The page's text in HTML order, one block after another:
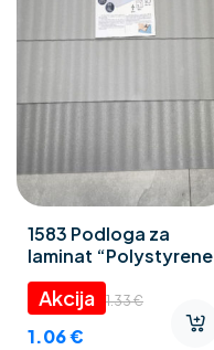
1583 Podloga za
laminat “Polystyrene
foam” 3 mm
1.33€
1.06€